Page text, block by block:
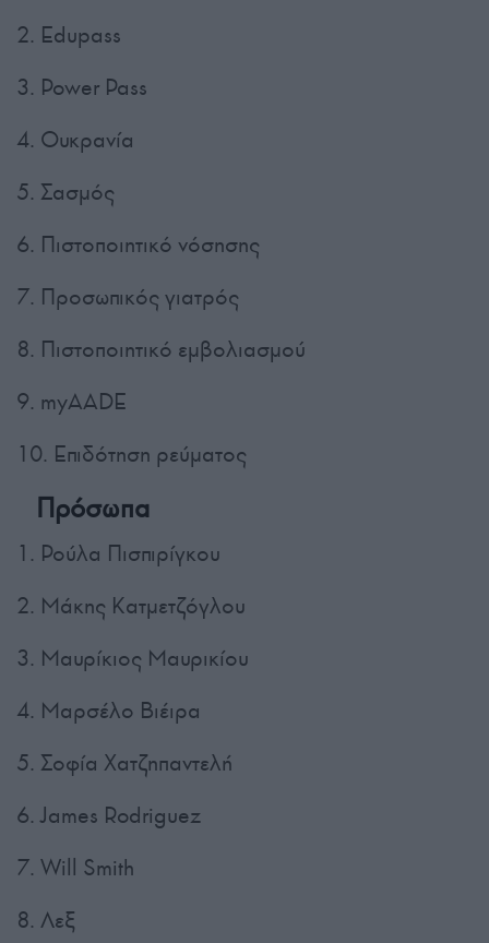
2. Edupass
3. Power Pass
4. Ουκρανία
5. Σασμός
6. Πιστοποιητικό νόσησης
7. Προσωπικός γιατρός
8. Πιστοποιητικό εμβολιασμού
9. myAADE
10. Επιδότηση ρεύματος
Πρόσωπα
1. Ρούλα Πισπιρίγκου
2. Μάκης Κατμετζόγλου
3. Μαυρίκιος Μαυρικίου
4. Μαρσέλο Βιέιρα
5. Σοφία Χατζηπαντελή
6. James Rodriguez
7. Will Smith
8. Λεξ